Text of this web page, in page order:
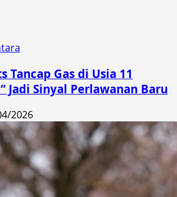
Tancap Gas di Usia 11
Jadi Sinyal Perlawanan Baru
2026